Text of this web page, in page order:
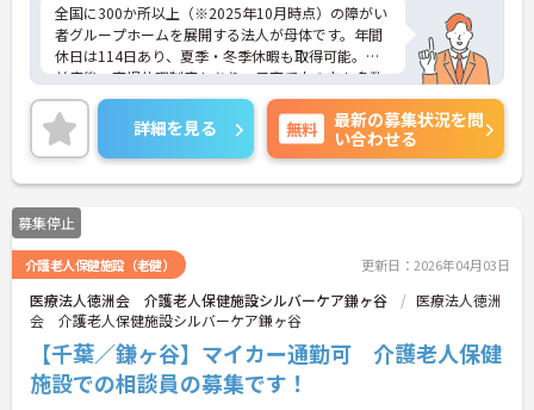
全国に300か所以上（※2025年10月時点）の障がい
者グループホームを展開する法人が母体です。年間
休日は114日あり、夏季・冬季休暇も取得可能。産
前産後・育児休暇制度もあり、子育て中の方も多数
活躍中で、ワークライフバランスを大切にしながら
働ける環境が整っています。研修制度や外部勉強会
の受講支援もあり、スキルアップもしっかりサポー
ト。将来的には管理者やエリアマネージャーへのキ
ャリアアップも目指せます。20代から60代まで幅広
い年代のスタッフが活躍しており、和やかな雰囲気
の職場です。介護経験を活かしたい方、福祉の資格
をお持ちの方、安定した法人でキャリアを築きたい
方におすすめです。
★おすすめPOINT★
・生活支援員からスタートし、サービス管理責任者
やエリアマネージャーへと続く明確なステップアッ
プの道筋が用意されています。急成長中の企業であ
るためポストも豊富にあり、専門性を高めながらマ
詳細を見る 無料
最新の募集状況を問
い合わせる
募集停止
介護老人保健施設（老健） 更新日：2026年04月03日
医療法人徳洲会 介護老人保健施設シルバーケア鎌ヶ谷
医療法人徳洲
会 介護老人保健施設シルバーケア鎌ヶ谷
【千葉／鎌ヶ谷】マイカー通勤可 介護老人保健
施設での相談員の募集です！